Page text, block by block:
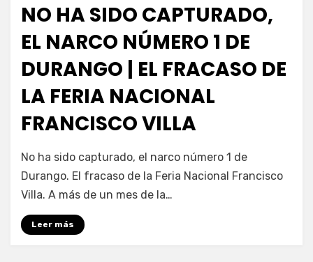
NO HA SIDO CAPTURADO,
EL NARCO NÚMERO 1 DE
DURANGO | EL FRACASO DE
LA FERIA NACIONAL
FRANCISCO VILLA
por Fernando Miranda Servín
No ha sido capturado, el narco número 1 de
Durango. El fracaso de la Feria Nacional Francisco
Villa. A más de un mes de la…
Leer más